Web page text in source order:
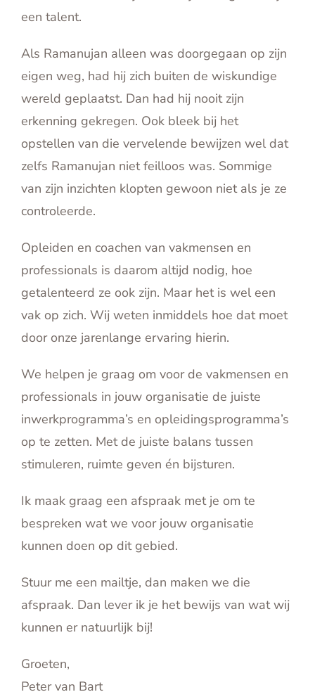
een talent.
Als Ramanujan alleen was doorgegaan op zijn
eigen weg, had hij zich buiten de wiskundige
wereld geplaatst. Dan had hij nooit zijn
erkenning gekregen. Ook bleek bij het
opstellen van die vervelende bewijzen wel dat
zelfs Ramanujan niet feilloos was. Sommige
van zijn inzichten klopten gewoon niet als je ze
controleerde.
Opleiden en coachen van vakmensen en
professionals is daarom altijd nodig, hoe
getalenteerd ze ook zijn. Maar het is wel een
vak op zich. Wij weten inmiddels hoe dat moet
door onze jarenlange ervaring hierin.
We helpen je graag om voor de vakmensen en
professionals in jouw organisatie de juiste
inwerkprogramma’s en opleidingsprogramma’s
op te zetten. Met de juiste balans tussen
stimuleren, ruimte geven én bijsturen.
Ik maak graag een afspraak met je om te
bespreken wat we voor jouw organisatie
kunnen doen op dit gebied.
Stuur me een mailtje, dan maken we die
afspraak. Dan lever ik je het bewijs van wat wij
kunnen er natuurlijk bij!
Groeten,
Peter van Bart